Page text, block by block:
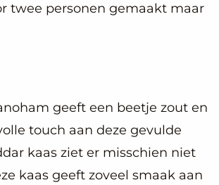
twee personen gemaakt maar
geeft een beetje zout en
touch aan deze gevulde
kaas ziet er misschien niet
kaas geeft zoveel smaak aan